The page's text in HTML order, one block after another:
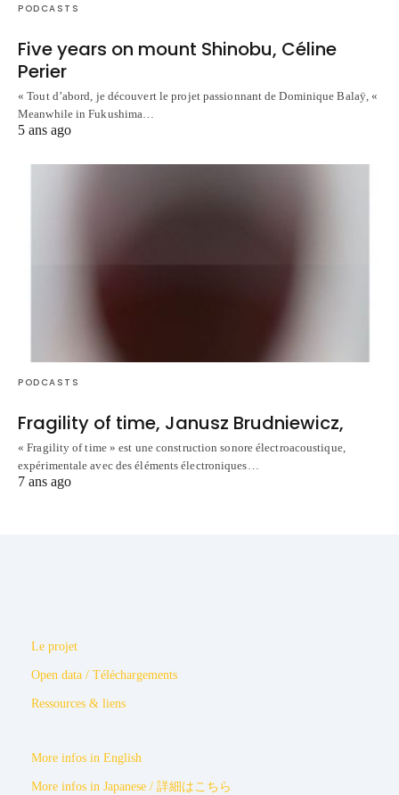
PODCASTS
Five years on mount Shinobu, Céline
Perier
« Tout d’abord, je découvert le projet passionnant de Dominique Balaÿ, «
Meanwhile in Fukushima…
5 ans ago
PODCASTS
Fragility of time, Janusz Brudniewicz,
« Fragility of time » est une construction sonore électroacoustique,
expérimentale avec des éléments électroniques…
7 ans ago
Le projet
Open data / Téléchargements
Ressources & liens
More infos in English
More infos in Japanese / 詳細はこちら